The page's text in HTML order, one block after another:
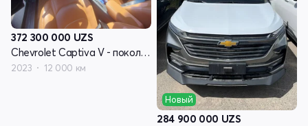
372 300 000 UZS
Chevrolet Captiva V - поколение
2023 12 000 км
Новый
284 900 000 UZS